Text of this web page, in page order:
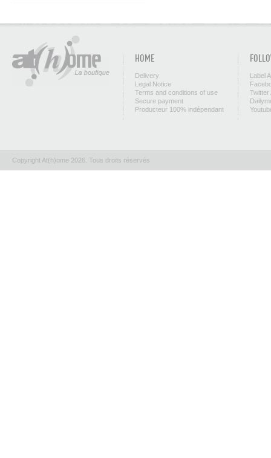
HOME
Delivery
Legal Notice
Terms and conditions of use
Secure payment
Producteur 100% indépendant
Label
Twitter
Copyright At(h)ome 2026. Tous droits réservés